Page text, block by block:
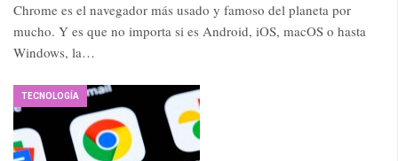
Chrome es el navegador más usado y famoso del planeta por
mucho. Y es que no importa si es Android, iOS, macOS o hasta
Windows, la…
TECNOLOGÍA